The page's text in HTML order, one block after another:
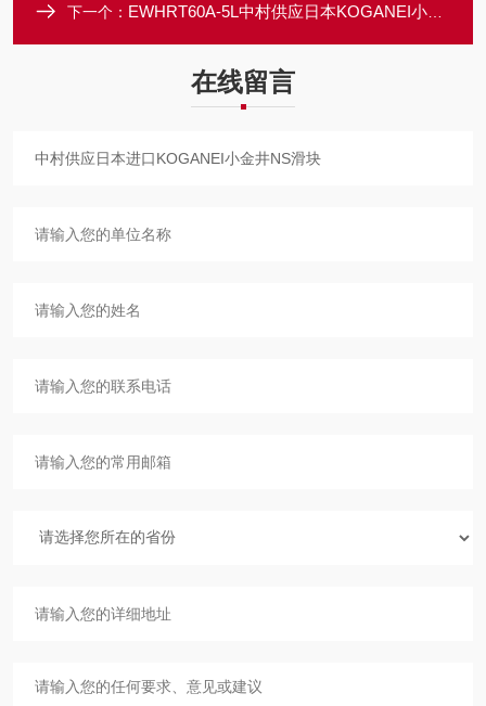
下一个： EWHRT60A-5L中村供应日本KOGANEI小金井电动旋转驱动器
在线留言